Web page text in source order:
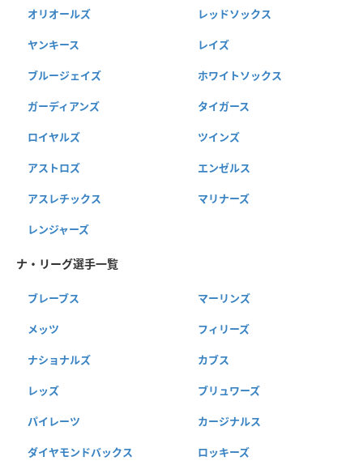
オリオールズ レッドソックス
ヤンキース レイズ
ブルージェイズ ホワイトソックス
ガーディアンズ タイガース
ロイヤルズ ツインズ
アストロズ エンゼルス
アスレチックス マリナーズ
レンジャーズ
ナ・リーグ選手一覧
ブレーブス マーリンズ
メッツ フィリーズ
ナショナルズ カブス
レッズ ブリュワーズ
パイレーツ カージナルス
ダイヤモンドバックス ロッキーズ